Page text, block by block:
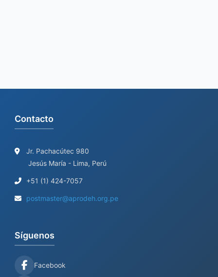
Contacto
Jr. Pachacútec 980
Jesús María - Lima, Perú
+51 (1) 424-7057
postmaster@aprodeh.org.pe
Síguenos
Facebook